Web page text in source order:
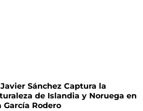
Sánchez Captura la
de Islandia y Noruega en
Rodero